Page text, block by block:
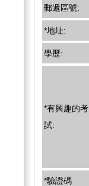
郵遞區號:
*地址:
學歷:
*有興趣的考
試:
*驗證碼